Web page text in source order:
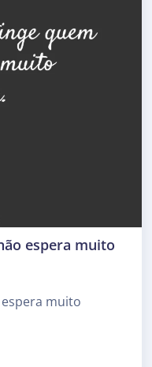
espera muito
muito